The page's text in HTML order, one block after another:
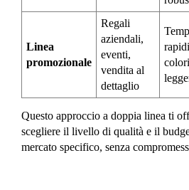
Linea
promozionale
Regali
aziendali,
eventi,
vendita al
dettaglio
Questo approccio a doppia linea ti
scegliere il livello di qualità e il
mercato specifico, senza